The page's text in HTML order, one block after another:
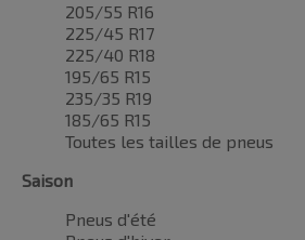
205/55 R16
225/45 R17
225/40 R18
195/65 R15
235/35 R19
185/65 R15
Toutes les tailles de pneus
Saison
Pneus d'été